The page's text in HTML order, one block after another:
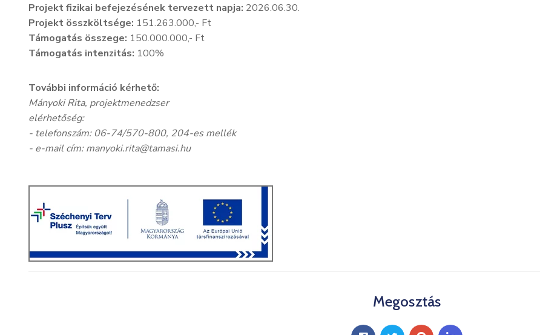
Projekt fizikai befejezésének tervezett napja: 2026.06.30.
Projekt összköltsége: 151.263.000,- Ft
Támogatás összege: 150.000.000,- Ft
Támogatás intenzitás: 100%
További információ kérhető:
Mányoki Rita, projektmenedzser
elérhetőség:
- telefonszám: 06-74/570-800, 204-es mellék
- e-mail cím: manyoki.rita@tamasi.hu
Megosztás